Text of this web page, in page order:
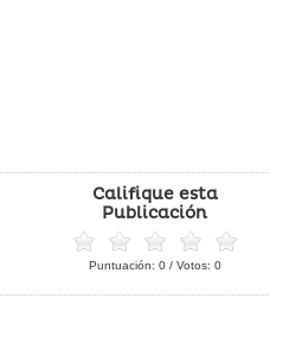
Califique esta
Publicación
Puntuación: 0/ Votos: 0